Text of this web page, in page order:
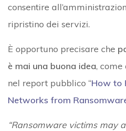
consentire
ripristino dei servizi.
È opportuno precisare che
è mai una buona idea, come
nel report pubblico “How to
Networks from
“Ransomware victims may